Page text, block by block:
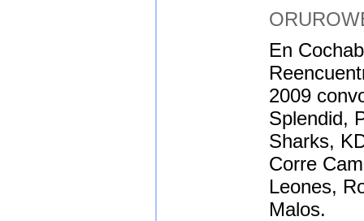
En
2009
Splendid,
Sharks,
Corre
Leones,
Malos.